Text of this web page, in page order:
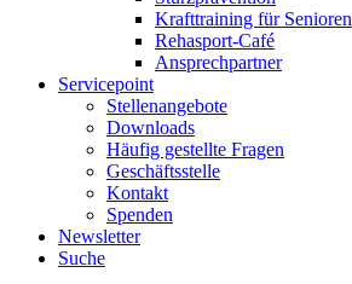
Krafttraining für Senioren
Rehasport-Café
Ansprechpartner
Servicepoint
Stellenangebote
Downloads
Häufig gestellte Fragen
Geschäftsstelle
Kontakt
Spenden
Newsletter
Suche